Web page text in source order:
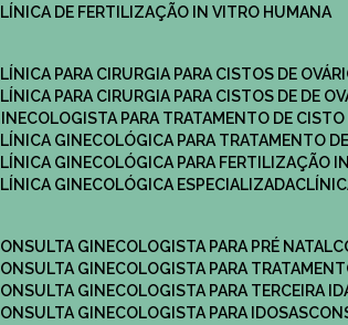
CLÍNICA DE FERTILIZAÇÃO IN VITRO HUMANA
CLÍNICA PARA CIRURGIA PARA CISTOS DE
CLÍNICA PARA CIRURGIA PARA CISTOS DE DE
GINECOLOGISTA PARA TRATAMENTO DE
CLÍNICA GINECOLÓGICA PARA TRATAMENTO
CLÍNICA GINECOLÓGICA PARA FERTILIZAÇÃO
CLÍNICA GINECOLÓGICA ESPECIALIZADA
CONSULTA GINECOLOGISTA PARA PRÉ NATAL
CONSULTA GINECOLOGISTA PARA
CONSULTA GINECOLOGISTA PARA TERCEIRA
CONSULTA GINECOLOGISTA PARA IDOSAS